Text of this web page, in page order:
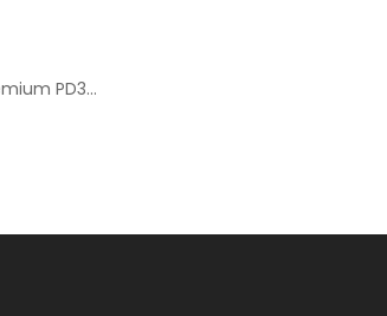
C111A Hoco Premium PD30W Adaptador de Carga Rápida Puerto Dual USB+Tipo C + Cable